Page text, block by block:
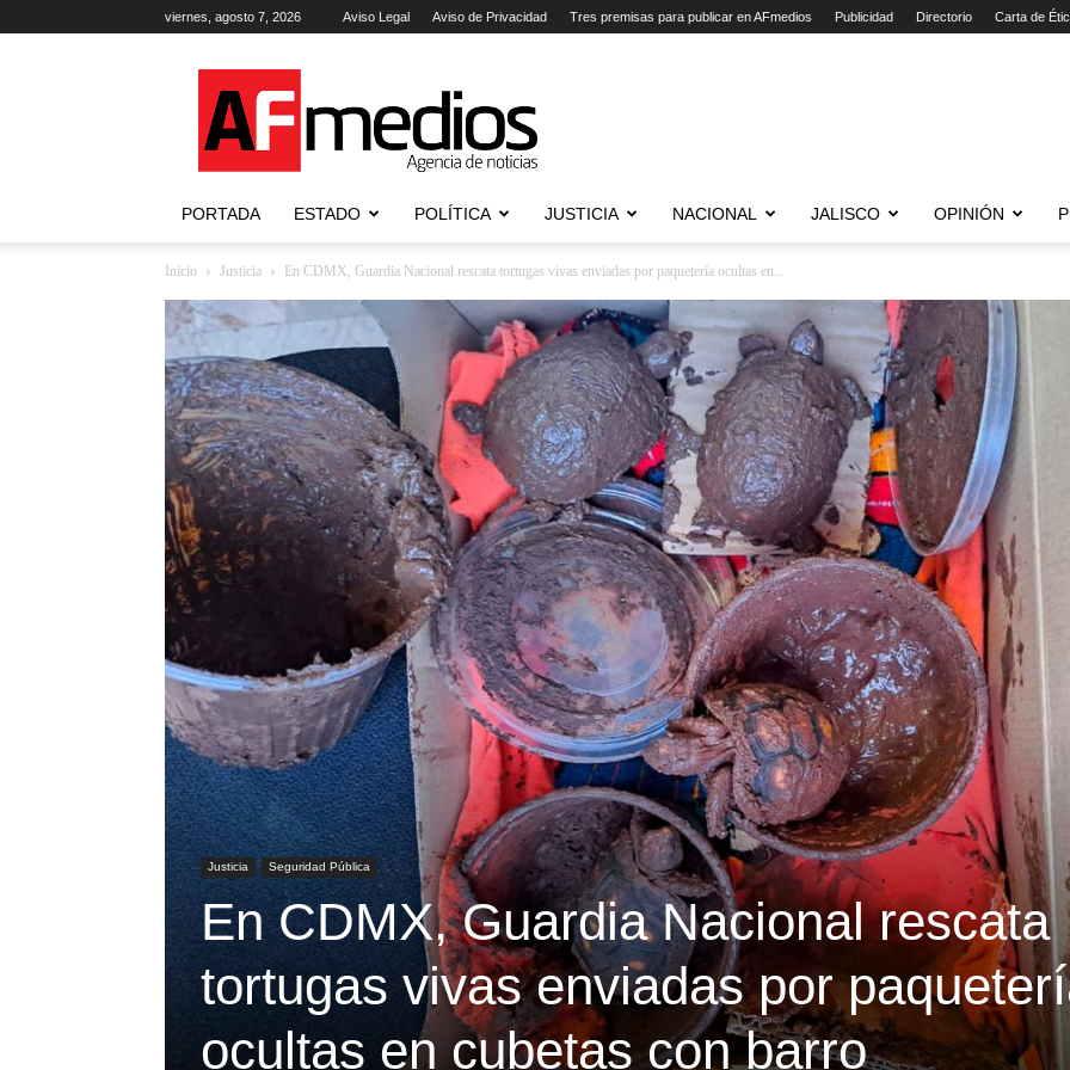
viernes, agosto 7, 2026 Aviso Legal Aviso de Privacidad Tres premisas para publicar en AFmedios Publicidad Directorio Carta de
Agencia
de
Noticias
PORTADA ESTADO POLÍTICA JUSTICIA NACIONAL JALISCO OPINIÓN
Inicio Justicia En CDMX, Guardia Nacional rescata tortugas vivas enviadas por paquetería ocultas en...
Justicia Seguridad Pública
En CDMX, Guardia Nacional rescata
tortugas vivas enviadas por
ocultas en cubetas con barro